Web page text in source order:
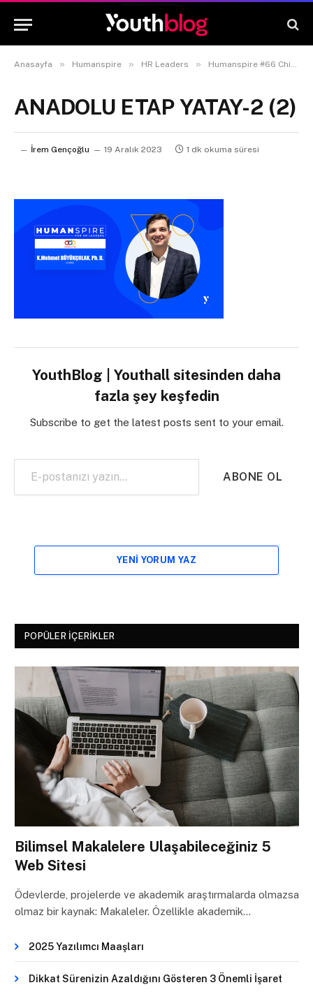
Anasayfa » Humanspire » HR Leaders » Humanspire #66 Chief Human Resources Officer (CHRO) K. Mehmet Büyükçolak
ANADOLU ETAP YATAY-2 (2)
İrem Gençoğlu 19 Aralık 2023 1 dk okuma süresi
YouthBlog | Youthall sitesinden daha
fazla şey keşfedin
Subscribe to get the latest posts sent to your email.
E-postanızı yazın…
ABONE OL
YENI YORUM YAZ
POPÜLER İÇERIKLER
Bilimsel Makalelere Ulaşabileceğiniz 5
Web Sitesi
Ödevlerde, projelerde ve akademik araştırmalarda olmazsa
olmaz bir kaynak: Makaleler. Özellikle akademik…
2025 Yazılımcı Maaşları
Dikkat Sürenizin Azaldığını Gösteren 3 Önemli İşaret